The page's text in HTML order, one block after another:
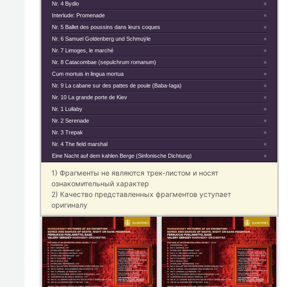
×
Nr. 4 Bydlo
×
Interlude: Promenade
×
Nr. 5 Ballet des poussins dans leurs coques
×
Nr. 6 Samuel Goldenberg und Schmuÿle
×
Nr. 7 Limoges, le marché
×
Nr. 8 Catacombae (sepulchrum romanum)
×
Cum mortuis in lingua mortua
×
Nr. 9 La cabane sur des pattes de poule (Baba-Iaga)
×
Nr. 10 La grande porte de Kiev
×
Nr. 1 Lullaby
×
Nr. 2 Serenade
×
Nr. 3 Trepak
×
Nr. 4 The field marshal
×
Eine Nacht auf dem kahlen Berge (Sinfonische Dichtung)
1) Фрагменты не являются трек-листом и носят
ознакомительный характер
2) Качество представленных фрагментов уступает
оригиналу